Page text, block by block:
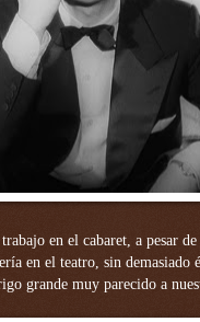
en el cabaret, a pesar
en el teatro, sin
grande muy parecido a